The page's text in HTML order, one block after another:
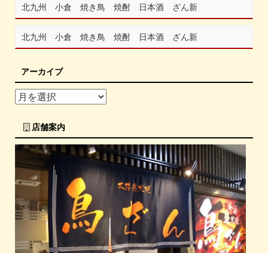
北九州 小倉 焼き鳥 焼酎 日本酒 ざん新
北九州 小倉 焼き鳥 焼酎 日本酒 ざん新
アーカイブ
店舗案内